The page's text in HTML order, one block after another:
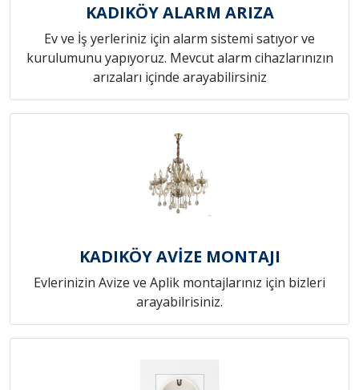
KADIKÖY ALARM ARIZA
Ev ve İş yerleriniz için alarm sistemi satıyor ve
kurulumunu yapıyoruz. Mevcut alarm cihazlarınızın
arızaları içinde arayabilirsiniz
KADIKÖY AVİZE MONTAJI
Evlerinizin Avize ve Aplik montajlarınız için bizleri
arayabilrisiniz.